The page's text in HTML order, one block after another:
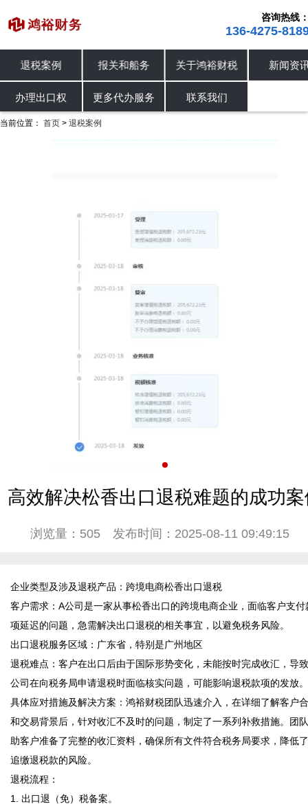
咨询热线
136-4275-
退税案例
办理出口权
报关和船务
更多代办服务
关于鸿裕财税
联系我们
新闻资
进出口退税 退税案例 办理出口权
当前位置： 首页 > 退税案例
高效解决松香出口退税难题的成功
浏览量：505 发布时间：2025-08-11 09:49:15
企业类型及涉及退税产品：跨境电商松香出口退税
客户需求：A公司是一家从事松香出口的跨境电商企业，面临客户支付
项延迟的问题，急需解决出口退税的相关事宜，以避免税务风险。
出口退税服务区域：广东省，特别是广州地区
退税难点：客户在出口后由于国际形势变化，未能按时完成收汇，导
公司在向税务局申请退税时面临核实问题，可能影响退税款项的发放
具体应对措施及解决方案：鸿裕财税团队迅速介入，在详细了解客户
和交易背景后，针对收汇不及时的问题，制定了一系列补救措施。团
助客户准备了完整的收汇资料，确保所有文件符合税务局要求，降低
追缴退税款的风险。
退税流程：
1. 出口退（免）税备案。